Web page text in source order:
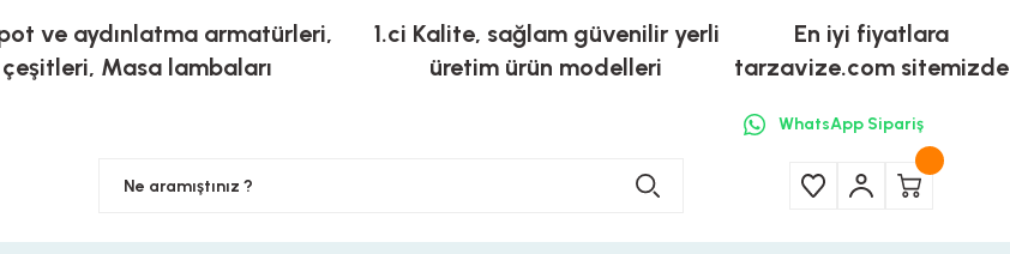
ve aydınlatma armatürleri,
Masa lambaları
1.ci Kalite, sağlam güvenilir yerli
üretim ürün modelleri
En iyi fiyatlara
tarzavize.com sitemizde
WhatsApp Sipariş